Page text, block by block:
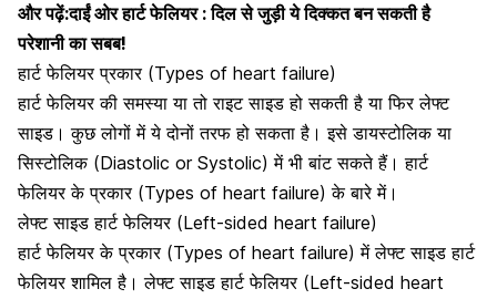
और पढ़ें:दाईं ओर हार्ट फेलियर : दिल से जुड़ी ये दिक्कत बन सकती है
परेशानी का सबब!
हार्ट फेलियर प्रकार (Types of heart failure)
हार्ट फेलियर की समस्या या तो राइट साइड हो सकती है या फिर लेफ्ट
साइड। कुछ लोगों में ये दोनों तरफ हो सकता है। इसेडायस्टोलिक या
सिस्टोलिक (Diastolic or Systolic)में भी बांट सकते हैं। हार्ट
फेलियर के प्रकार (Types of heart failure) के बारे में।
लेफ्ट साइड हार्ट फेलियर (Left-sided heart failure)
हार्ट फेलियर के प्रकार (Types of heart failure) में लेफ्ट साइड हार्ट
फेलियर शामिल है। लेफ्ट साइड हार्ट फेलियर (Left-sided heart